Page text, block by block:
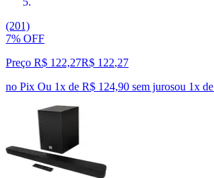
(201)
7% OFF
Preço R$ 122,27R$ 122,27
no Pix Ou 1x de R$ 124,90 sem jurosou 1x de